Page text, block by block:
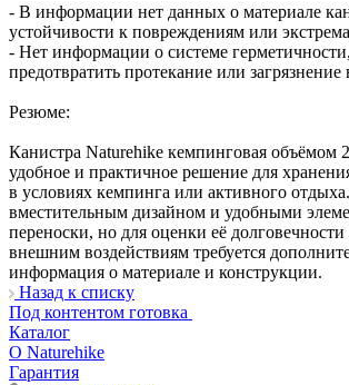
- В информации нет данных о материале
устойчивости к повреждениям или
- Нет информации о системе
предотвратить протекание или загрязнение
Резюме:
Канистра Naturehike кемпинговая объёмом
удобное и практичное решение для
в условиях кемпинга или активного
вместительным дизайном и удобными
переноски, но для оценки её
внешним воздействиям требуется
информация о материале и конструкции.
Назад к списку
Под контентом готовка
Каталог
О Naturehike
Гарантия